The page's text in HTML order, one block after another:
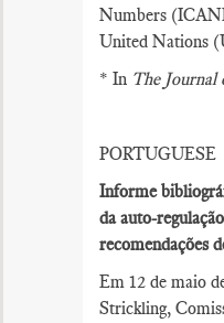
Numbers
United Nations
* In The Journal
PORTUGUESE
Informe
da auto-
recomendações
Em 12 de maio
Strickling,